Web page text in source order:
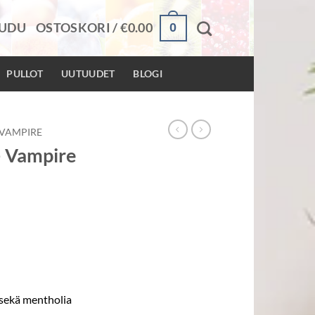
OSTOSKORI /€0.00 0
PULLOT UUTUUDET BLOGI
mentholia